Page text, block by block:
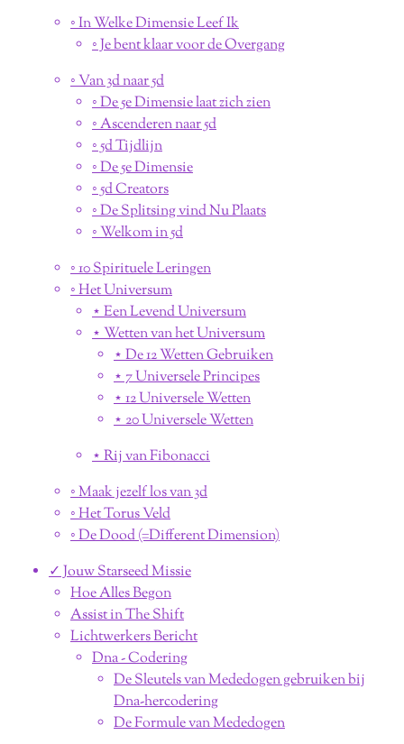
◦ In Welke Dimensie Leef Ik
◦ Je bent klaar voor de Overgang
◦ Van 3d naar 5d
◦ De 5e Dimensie laat zich zien
◦ Ascenderen naar 5d
◦ 5d Tijdlijn
◦ De 5e Dimensie
◦ 5d Creators
◦ De Splitsing vind Nu Plaats
◦ Welkom in 5d
◦ 10 Spirituele Leringen
◦ Het Universum
⋆ Een Levend Universum
⋆ Wetten van het Universum
⋆ De 12 Wetten Gebruiken
⋆ 7 Universele Principes
⋆ 12 Universele Wetten
⋆ 20 Universele Wetten
⋆ Rij van Fibonacci
◦ Maak jezelf los van 3d
◦ Het Torus Veld
◦ De Dood (=Different Dimension)
✓ Jouw Starseed Missie
Hoe Alles Begon
Assist in The Shift
Lichtwerkers Bericht
Dna - Codering
De Sleutels van Mededogen gebruiken bij
Dna-hercodering
De Formule van Mededogen